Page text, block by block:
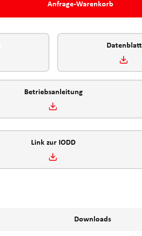
Anfrage-Warenkorb
Datenblatt
Betriebsanleitung
Link zur IODD
Downloads